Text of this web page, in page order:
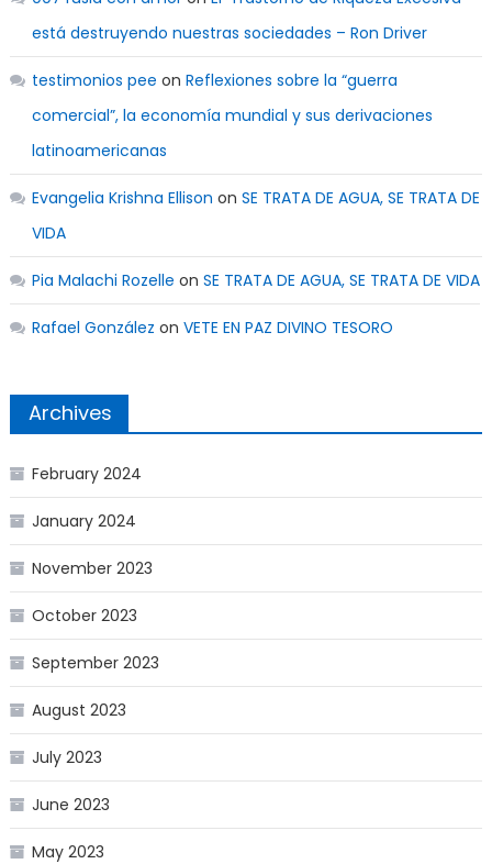
está destruyendo nuestras sociedades – Ron Driver
testimonios pee on Reflexiones sobre la “guerra
comercial”, la economía mundial y sus derivaciones
latinoamericanas
Evangelia Krishna Ellison on SE TRATA DE AGUA, SE TRATA DE
VIDA
Pia Malachi Rozelle on SE TRATA DE AGUA, SE TRATA DE VIDA
Rafael González on VETE EN PAZ DIVINO TESORO
Archives
February 2024
January 2024
November 2023
October 2023
September 2023
August 2023
July 2023
June 2023
May 2023